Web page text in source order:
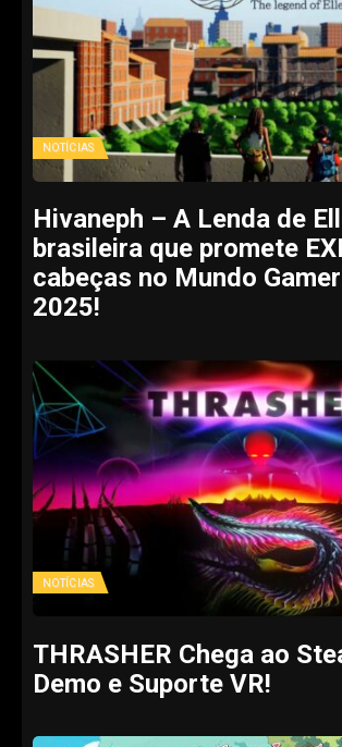
NOTÍCIAS
Hivaneph – A Lenda de
brasileira que promete
cabeças no Mundo
2025!
NOTÍCIAS
THRASHER Chega ao
Demo e Suporte VR!